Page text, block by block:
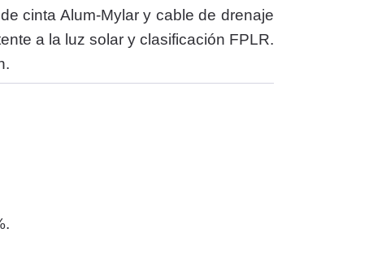
cinta Alum-Mylar y cable de drenaje
a la luz solar y clasificación FPLR.